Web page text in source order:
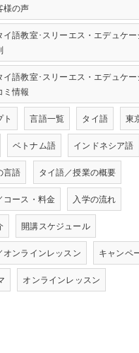
様の声
イ語教室･スリーエス・エデュケー
イ語教室･スリーエス・エデュケー
ミ情報
言語一覧 タイ語 東
ベトナム語 インドネシア語
言語 タイ語／授業の概要
コース・料金 入学の流れ
開講スケジュール
オンラインレッスン キャンペ
オンラインレッスン